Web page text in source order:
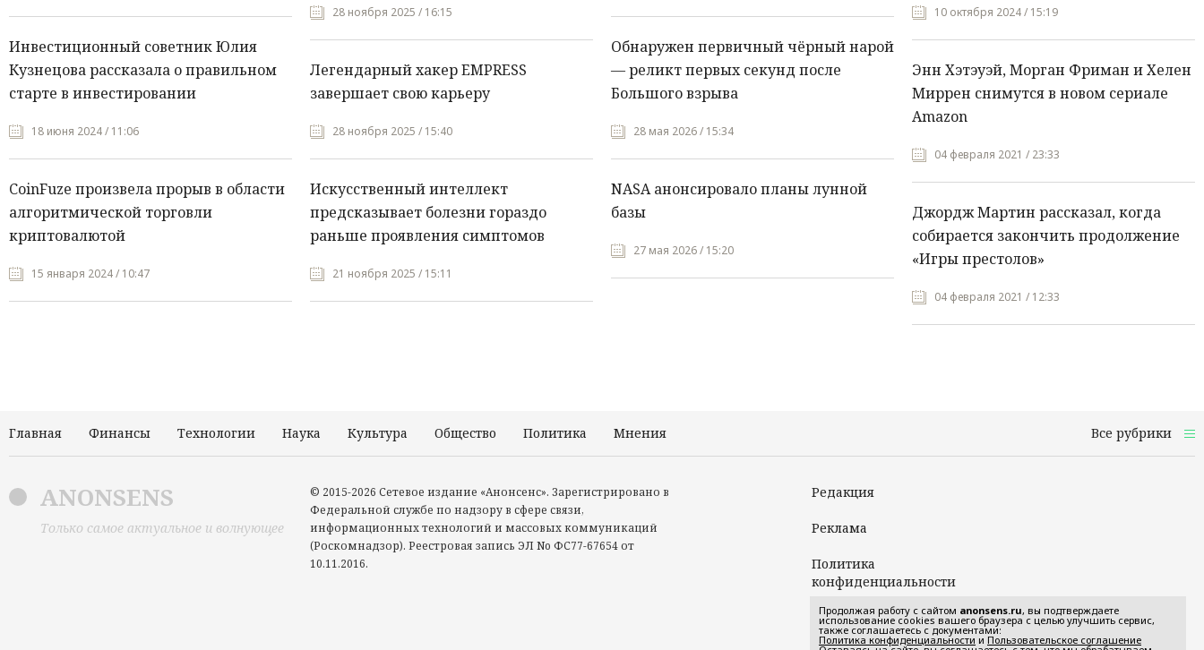
Инвестиционный советник Юлия
Кузнецова рассказала о правильном
старте в инвестировании
18 июня 2024 / 11:06
CoinFuze произвела прорыв в области
алгоритмической торговли
криптовалютой
15 января 2024 / 10:47
28 ноября 2025 / 16:15
Легендарный хакер EMPRESS
завершает свою карьеру
28 ноября 2025 / 15:40
Искусственный интеллект
предсказывает болезни гораздо
раньше проявления симптомов
21 ноября 2025 / 15:11
Обнаружен первичный чёрный нарой
— реликт первых секунд после
Большого взрыва
28 мая 2026 / 15:34
NASA анонсировало планы лунной
базы
27 мая 2026 / 15:20
10 октября 2024 / 15:19
Энн Хэтэуэй, Морган Фриман и Хелен
Миррен снимутся в новом сериале
Amazon
04 февраля 2021 / 23:33
Джордж Мартин рассказал, когда
собирается закончить продолжение
«Игры престолов»
04 февраля 2021 / 12:33
Главная Финансы Технологии Наука Культура Общество Политика Мнения Все рубрики
ANONSENS
Только самое актуальное и волнующее
© 2015-2026 Сетевое издание «Анонсенс». Зарегистрировано в
Федеральной службе по надзору в сфере связи,
информационных технологий и массовых коммуникаций
(Роскомнадзор). Реестровая запись ЭЛ No ФС77-67654 от
10.11.2016.
Редакция
Реклама
Политика
конфиденциальности
Пользовательское
соглашение
Продолжая работу с сайтом anonsens.ru, вы подтверждаете
использование cookies вашего браузера с целью улучшить сервис,
также соглашаетесь с документами:
Политика конфиденциальности и Пользовательское соглашение